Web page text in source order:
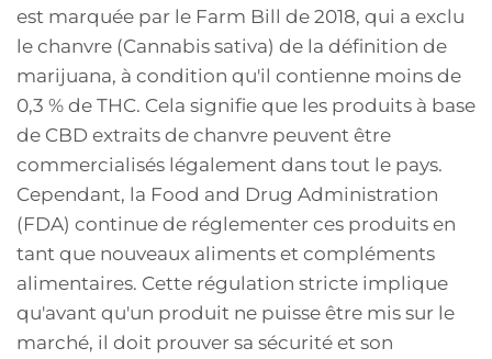
est marquée par le Farm Bill de 2018, qui a exclu
le chanvre (Cannabis sativa) de la définition de
marijuana, à condition qu'il contienne moins de
0,3 % de THC. Cela signifie que les produits à base
de CBD extraits de chanvre peuvent être
commercialisés légalement dans tout le pays.
Cependant, la Food and Drug Administration
(FDA) continue de réglementer ces produits en
tant que nouveaux aliments et compléments
alimentaires. Cette régulation stricte implique
qu'avant qu'un produit ne puisse être mis sur le
marché, il doit prouver sa sécurité et son